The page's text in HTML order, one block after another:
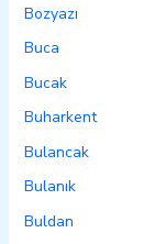
Bozyazı
Buca
Bucak
Buharkent
Bulancak
Bulanık
Buldan